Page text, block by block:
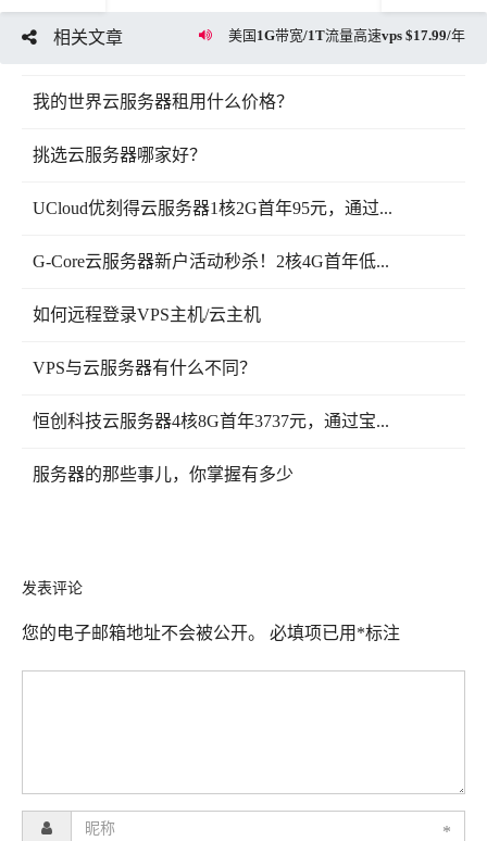
相关文章 美国1G带宽/1T流量高速vps $17.99/年
我的世界云服务器租用什么价格？
挑选云服务器哪家好？
UCloud优刻得云服务器1核2G首年95元，通过...
G-Core云服务器新户活动秒杀！2核4G首年低...
如何远程登录VPS主机/云主机
VPS与云服务器有什么不同？
恒创科技云服务器4核8G首年3737元，通过宝...
服务器的那些事儿，你掌握有多少
发表评论
您的电子邮箱地址不会被公开。 必填项已用 *标注
*